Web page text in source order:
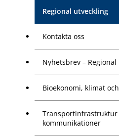
Regional utveckling
Kontakta oss
Nyhetsbrev –
Bioekonomi, klimat
Transportinfrastruktur
kommunikationer